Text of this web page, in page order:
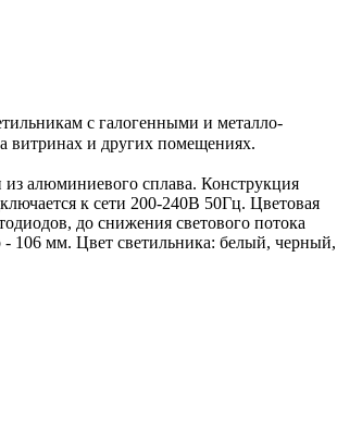
с галогенными и металло-
витринах и других помещениях.
из алюминиевого сплава. Конструкция
к сети 200-240В 50Гц. Цветовая
до снижения светового потока
106 мм. Цвет светильника: белый, черный,